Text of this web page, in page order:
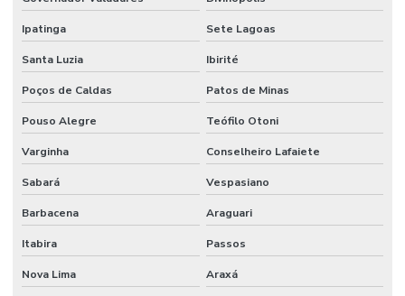
Filtro Hidráulico Para Máquinas Minas Gerais
Flanges Para Mangueiras Hidráulicas
Fornecedor De Anel Guia De Nylon Em Mg
Fornecedor De Anel Quadrado De Borracha Tefo
Fornecedor De Cabo De Acionamento Para Máquinas
Fornecedor De Comando Hidráulico Em Belo Horizonte
Fornecedor De Cruzeta Em Minas Gerais
Fornecedor De Filtro De Ar Em Minas Gerais
Ipatinga Sete Lagoas
Santa Luzia Ibirité
Poços de Caldas Patos de Minas
Pouso Alegre Teófilo Otoni
Varginha Conselheiro Lafaiete
Sabará Vespasiano
Barbacena Araguari
Itabira Passos
Nova Lima Araxá